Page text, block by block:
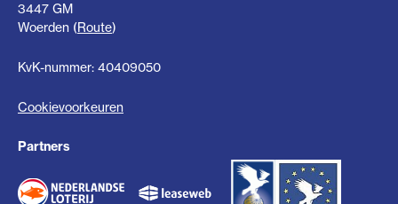
3447 GM
Woerden (Route)
KvK-nummer: 40409050
Cookievoorkeuren
Partners